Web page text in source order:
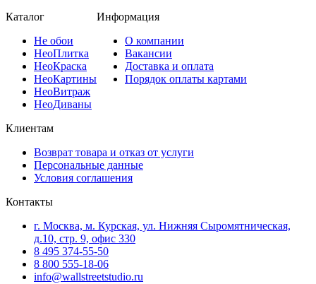
Каталог
Не обои
НеоПлитка
НеоКраска
НеоКартины
НеоВитраж
НеоДиваны
Информация
О компании
Вакансии
Доставка и оплата
Порядок оплаты картами
Клиентам
Возврат товара и отказ от услуги
Персональные данные
Условия соглашения
Контакты
г. Москва, м. Курская, ул. Нижняя Сыромятническая,
д.10, стр. 9, офис 330
8 495 374-55-50
8 800 555-18-06
info@wallstreetstudio.ru